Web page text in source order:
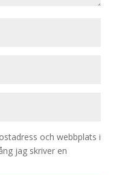
och webbplats i
jag skriver en